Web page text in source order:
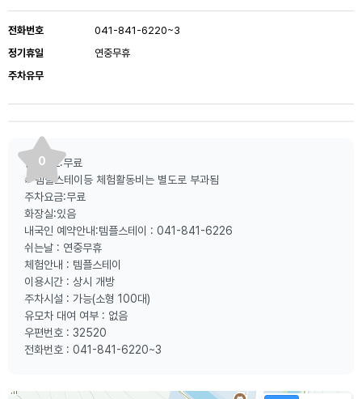
전화번호
041-841-6220~3
정기휴일
연중무휴
주차유무
0
입 장 료:무료
※ 템플스테이등 체험활동비는 별도로 부과됨
주차요금:무료
화장실:있음
내국인 예약안내:템플스테이 : 041-841-6226
쉬는날 : 연중무휴
체험안내 : 템플스테이
이용시간 : 상시 개방
주차시설 : 가능(소형 100대)
유모차 대여 여부 : 없음
우편번호 : 32520
전화번호 : 041-841-6220~3